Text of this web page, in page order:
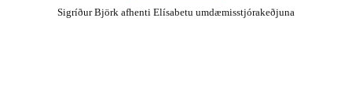
Sigríður Björk afhenti Elísabetu umdæmisstjórakeðjuna